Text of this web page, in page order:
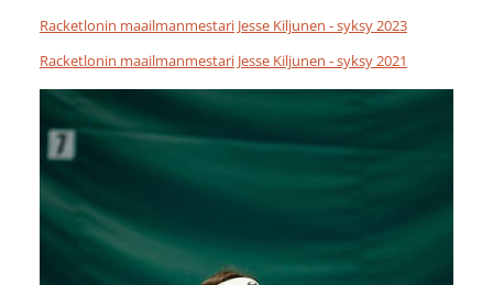
Racketlonin maailmanmestari Jesse Kiljunen - syksy 2023
Racketlonin maailmanmestari Jesse Kiljunen - syksy 2021